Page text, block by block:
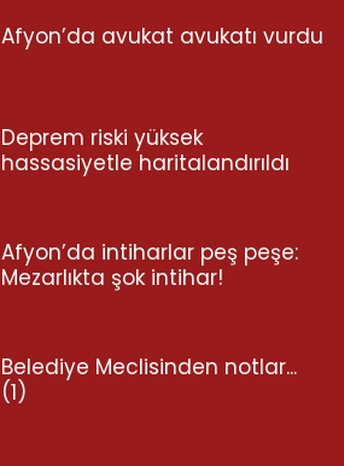
Afyon’da avukat avukatı vurdu
Deprem riski yüksek
hassasiyetle haritalandırıldı
Afyon’da intiharlar peş peşe:
Mezarlıkta şok intihar!
Belediye Meclisinden notlar...
(1)